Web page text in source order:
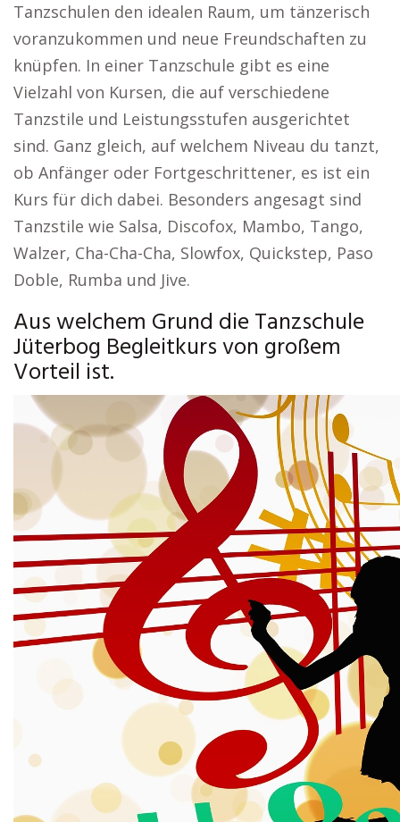
Tanzschulen den idealen Raum, um tänzerisch
voranzukommen und neue Freundschaften zu
knüpfen. In einer Tanzschule gibt es eine
Vielzahl von Kursen, die auf verschiedene
Tanzstile und Leistungsstufen ausgerichtet
sind. Ganz gleich, auf welchem Niveau du tanzt,
ob Anfänger oder Fortgeschrittener, es ist ein
Kurs für dich dabei. Besonders angesagt sind
Tanzstile wie Salsa, Discofox, Mambo, Tango,
Walzer, Cha-Cha-Cha, Slowfox, Quickstep, Paso
Doble, Rumba und Jive.
Aus welchem Grund die Tanzschule
Jüterbog Begleitkurs von großem
Vorteil ist.